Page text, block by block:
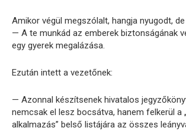
Amikor végül megszólalt, hangja nyugodt,
— A te munkád az emberek biztonságának
egy gyerek megalázása.
Ezután intett a vezetőnek:
— Azonnal készítsenek hivatalos
nemcsak el lesz bocsátva, hanem felkerül a
alkalmazás” belső listájára az összes